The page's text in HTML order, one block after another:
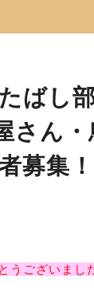
ばし
さん
募集！
うございまし